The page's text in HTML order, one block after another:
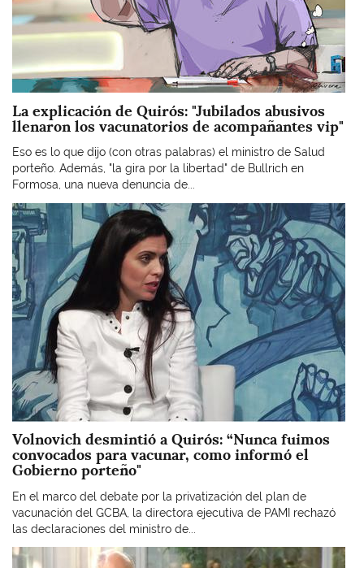
La explicación de Quirós: "Jubilados abusivos
llenaron los vacunatorios de acompañantes vip"
Eso es lo que dijo (con otras palabras) el ministro de Salud
porteño. Además, "la gira por la libertad" de Bullrich en
Formosa, una nueva denuncia de...
Imagen
Volnovich desmintió a Quirós: “Nunca fuimos
convocados para vacunar, como informó el
Gobierno porteño"
En el marco del debate por la privatización del plan de
vacunación del GCBA, la directora ejecutiva de PAMI rechazó
las declaraciones del ministro de...
Imagen